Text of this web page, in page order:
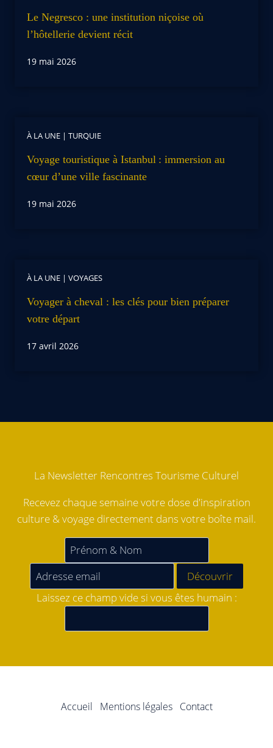
Le Negresco : une institution niçoise où
l’hôtellerie devient récit
19 mai 2026
À LA UNE | TURQUIE
Voyage touristique à Istanbul : immersion au
cœur d’une ville fascinante
19 mai 2026
À LA UNE | VOYAGES
Voyager à cheval : les clés pour bien préparer
votre départ
17 avril 2026
La Newsletter Rencontres Tourisme Culturel
Recevez chaque semaine votre dose d'inspiration
culture & voyage directement dans votre boîte mail.
Laissez ce champ vide si vous êtes humain :
Accueil Mentions légales Contact